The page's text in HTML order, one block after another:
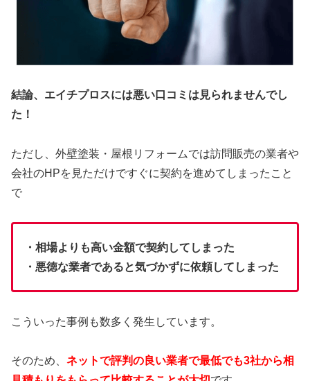
結論、エイチプロスには悪い口コミは見られませんでし
た！
ただし、外壁塗装・屋根リフォームでは訪問販売の業者や
会社のHPを見ただけですぐに契約を進めてしまったこと
で
・相場よりも高い金額で契約してしまった
・悪徳な業者であると気づかずに依頼してしまった
こういった事例も数多く発生しています。
そのため、 ネットで評判の良い業者で最低でも3社から相